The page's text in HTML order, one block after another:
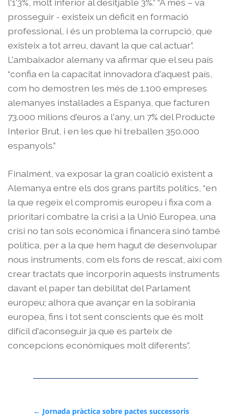
prosseguir - existeix un dèficit en formació
professional, i és un problema la corrupció, que
existeix a tot arreu, davant la que cal actuar”.
L'ambaixador alemany va afirmar que el seu país
“confia en la capacitat innovadora d'aquest país,
com ho demostren les més de 1.100 empreses
alemanyes instal·lades a Espanya, que facturen
73.000 milions d'euros a l'any, un 7% del Producte
Interior Brut, i en les que hi treballen 350.000
espanyols.”
Finalment, va exposar la gran coalició existent a
Alemanya entre els dos grans partits polítics, “en
la que regeix el compromís europeu i fixa com a
prioritari combatre la crisi a la Unió Europea, una
crisi no tan sols econòmica i financera sinó també
política, per a la que hem hagut de desenvolupar
nous instruments, com els fons de rescat, així com
crear tractats que incorporin aquests instruments
davant el paper tan debilitat del Parlament
europeu; alhora que avançar en la sobirania
europea, fins i tot sent conscients que és molt
difícil d'aconseguir ja que es parteix de
concepcions econòmiques molt diferents”.
← Jornada pràctica sobre pactes successoris